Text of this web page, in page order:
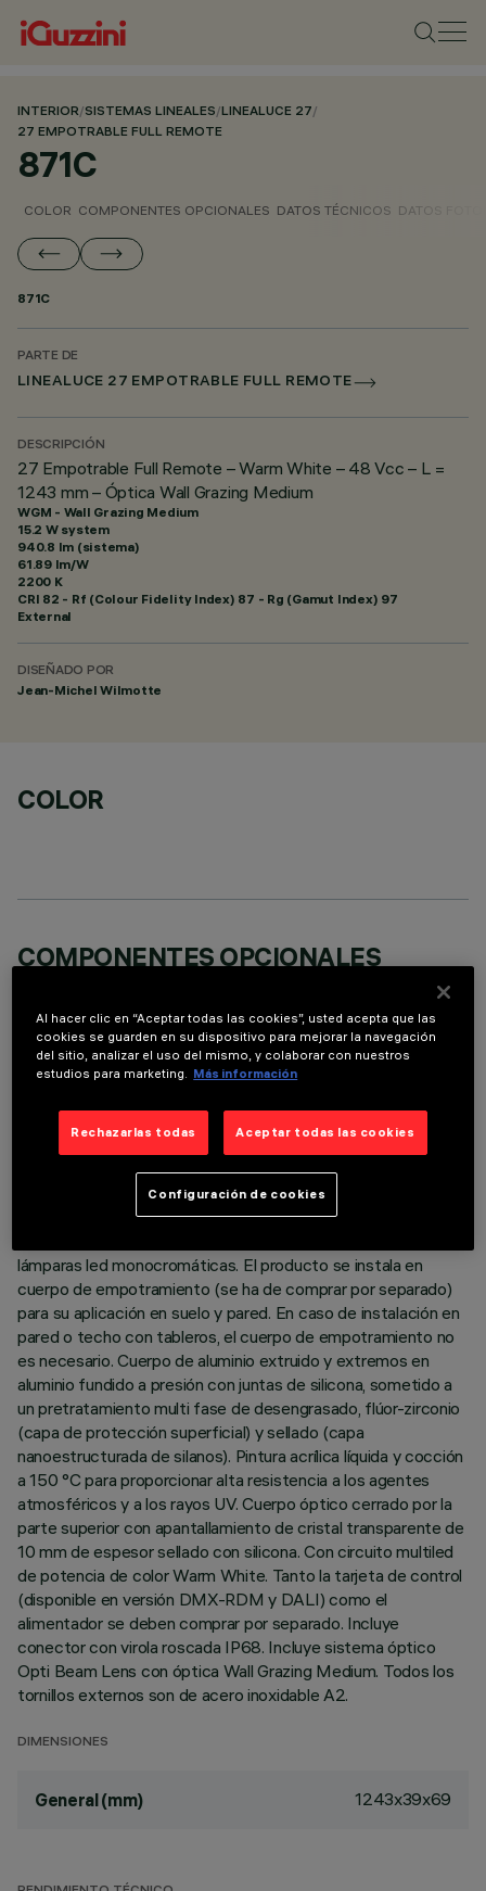
INTERIOR/SISTEMAS LINEALES/LINEALUCE 27/
27 EMPOTRABLE FULL REMOTE
871C
COLOR COMPONENTES OPCIONALES DATOS TÉCNICOS DATOS
871C
PARTE DE
LINEALUCE 27 EMPOTRABLE FULL REMOTE
DESCRIPCIÓN
27 Empotrable Full Remote – Warm White – 48 Vcc – L =
1243 mm – Óptica Wall Grazing Medium
WGM - Wall Grazing Medium
15.2 W system
940.8 lm (sistema)
61.89 lm/W
2200 K
CRI 82 - Rf (Colour Fidelity Index) 87 - Rg (Gamut Index) 97
External
DISEÑADO POR
Jean-Michel Wilmotte
COLOR
COMPONENTES OPCIONALES
DATOS TÉCNICOS
lámparas led monocromáticas. El producto se instala en
cuerpo de empotramiento (se ha de comprar por separado)
para su aplicación en suelo y pared. En caso de instalación en
pared o techo con tableros, el cuerpo de empotramiento no
es necesario. Cuerpo de aluminio extruido y extremos en
aluminio fundido a presión con juntas de silicona, sometido a
un pretratamiento multi fase de desengrasado, flúor-zirconio
(capa de protección superficial) y sellado (capa
nanoestructurada de silanos). Pintura acrílica líquida y cocción
a 150 °C para proporcionar alta resistencia a los agentes
atmosféricos y a los rayos UV. Cuerpo óptico cerrado por la
parte superior con apantallamiento de cristal transparente de
10 mm de espesor sellado con silicona. Con circuito multiled
de potencia de color Warm White. Tanto la tarjeta de control
(disponible en versión DMX-RDM y DALI) como el
alimentador se deben comprar por separado. Incluye
conector con virola roscada IP68. Incluye sistema óptico
Opti Beam Lens con óptica Wall Grazing Medium. Todos los
tornillos externos son de acero inoxidable A2.
DIMENSIONES
General (mm) 1243x39x69
Al hacer clic en “Aceptar todas las cookies”, usted acepta que las
cookies se guarden en su dispositivo para mejorar la navegación
del sitio, analizar el uso del mismo, y colaborar con nuestros
estudios para marketing. Más información
Rechazarlas todas Aceptar todas las cookies
Configuración de cookies